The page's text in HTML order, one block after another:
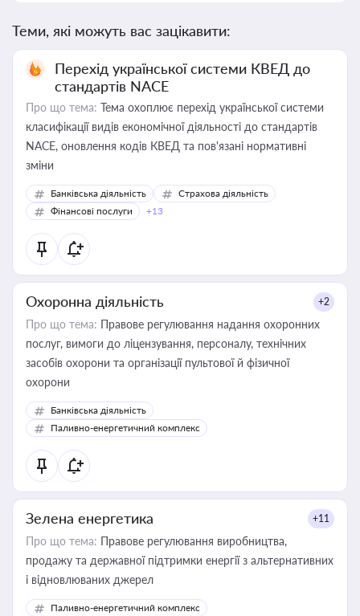
Теми, які можуть вас зацікавити:
Перехід української системи КВЕД до
стандартів NACE
Про що тема: Тема охоплює перехід української системи
класифікації видів економічної діяльності до стандартів
NACE, оновлення кодів КВЕД та пов'язані нормативні
зміни
Банківська діяльність
Страхова діяльність
Фінансові послуги
+13
Охоронна діяльність +2
Про що тема: Правове регулювання надання охоронних
послуг, вимоги до ліцензування, персоналу, технічних
засобів охорони та організації пультової й фізичної
охорони
Банківська діяльність
Паливно-енергетичний комплекс
Зелена енергетика +11
Про що тема: Правове регулювання виробництва,
продажу та державної підтримки енергії з альтернативних
і відновлюваних джерел
Паливно-енергетичний комплекс